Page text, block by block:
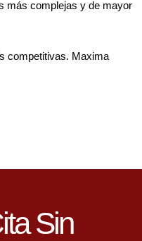
más complejas y de mayor
competitivas. Maxima
Sin